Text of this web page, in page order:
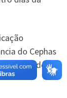
do Cephas
Augusto de